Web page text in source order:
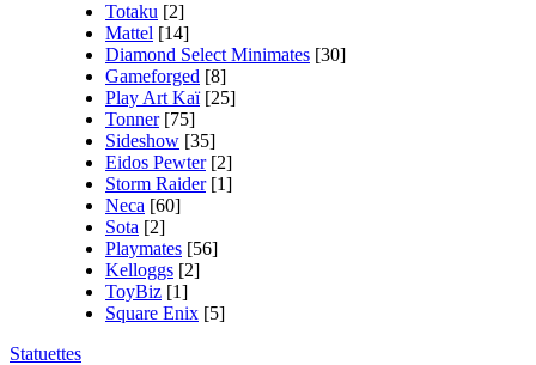
Totaku [2]
Mattel [14]
Diamond Select Minimates [30]
Gameforged [8]
Play Art Kaï [25]
Tonner [75]
Sideshow [35]
Eidos Pewter [2]
Storm Raider [1]
Neca [60]
Sota [2]
Playmates [56]
Kelloggs [2]
ToyBiz [1]
Square Enix [5]
Statuettes